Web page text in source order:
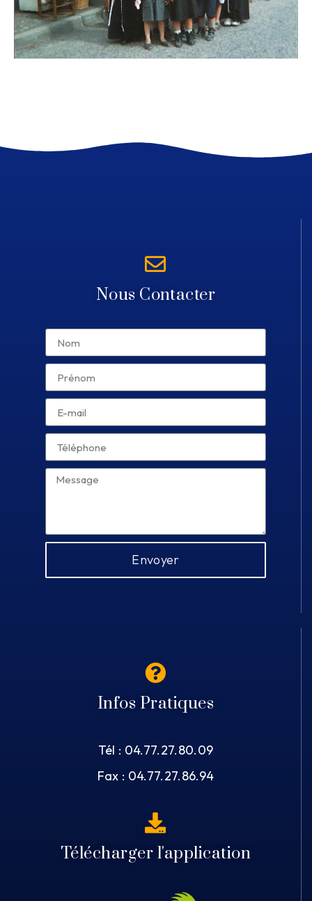
Nous Contacter
Envoyer
Infos Pratiques
Tél : 04.77.27.80.09
Fax : 04.77.27.86.94
Télécharger l'application